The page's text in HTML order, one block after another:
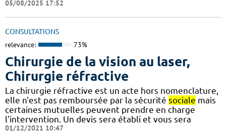
05/08/2025 17:52
CONSULTATIONS
relevance: 73%
Chirurgie de la vision au laser,
Chirurgie réfractive
La chirurgie réfractive est un acte hors nomenclature,
elle n'est pas remboursée par la sécurité sociale mais
certaines mutuelles peuvent prendre en charge
l'intervention. Un devis sera établi et vous sera
01/12/2021 10:47